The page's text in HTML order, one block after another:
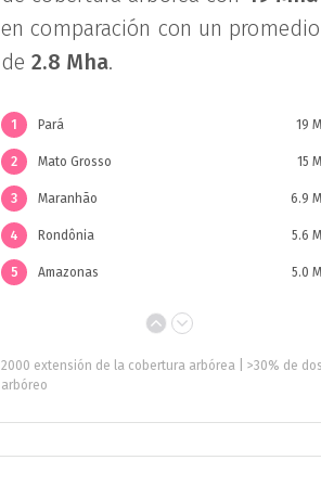
en comparación con un promedio
de2.8 Mha.
1 Pará 19
2 Mato Grosso 15
3 Maranhão 6.9
4 Rondônia 5.6
5 Amazonas 5.0
2000 extensión de la cobertura arbórea | >30% de
arbóreo